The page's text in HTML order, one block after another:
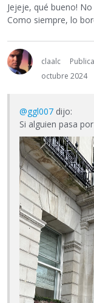
Jejeje, qué bueno!
Como siempre, lo
claalc
octubre 2024
@ggl007 dijo:
Si alguien pasa